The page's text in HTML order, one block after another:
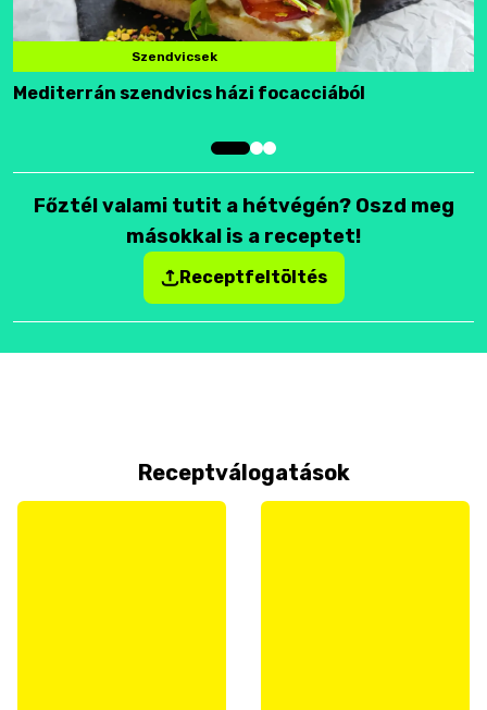
Szendvicsek
Mediterrán szendvics házi focacciából
Főztél valami tutit a hétvégén? Oszd meg
másokkal is a receptet!
Receptfeltöltés
Receptválogatások